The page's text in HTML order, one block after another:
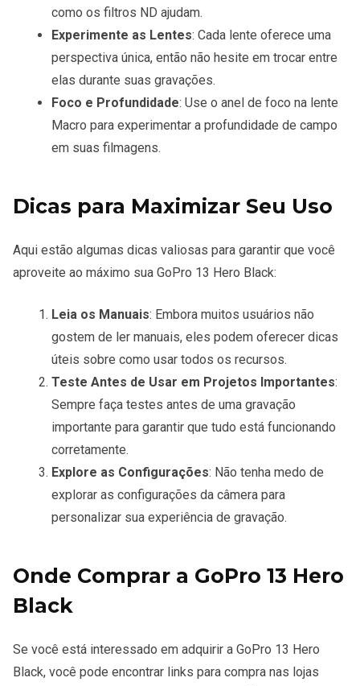
como os filtros ND ajudam.
Experimente as Lentes: Cada lente oferece uma
perspectiva única, então não hesite em trocar entre
elas durante suas gravações.
Foco e Profundidade: Use o anel de foco na lente
Macro para experimentar a profundidade de campo
em suas filmagens.
Dicas para Maximizar Seu Uso
Aqui estão algumas dicas valiosas para garantir que você
aproveite ao máximo sua GoPro 13 Hero Black:
Leia os Manuais: Embora muitos usuários não
gostem de ler manuais, eles podem oferecer dicas
úteis sobre como usar todos os recursos.
Teste Antes de Usar em Projetos Importantes:
Sempre faça testes antes de uma gravação
importante para garantir que tudo está funcionando
corretamente.
Explore as Configurações: Não tenha medo de
explorar as configurações da câmera para
personalizar sua experiência de gravação.
Onde Comprar a GoPro 13 Hero
Black
Se você está interessado em adquirir a GoPro 13 Hero
Black, você pode encontrar links para compra nas lojas